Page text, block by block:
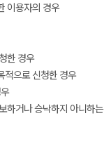
이용자의 경우
한 경우
적으로 신청한 경우
하거나 승낙하지 아니하